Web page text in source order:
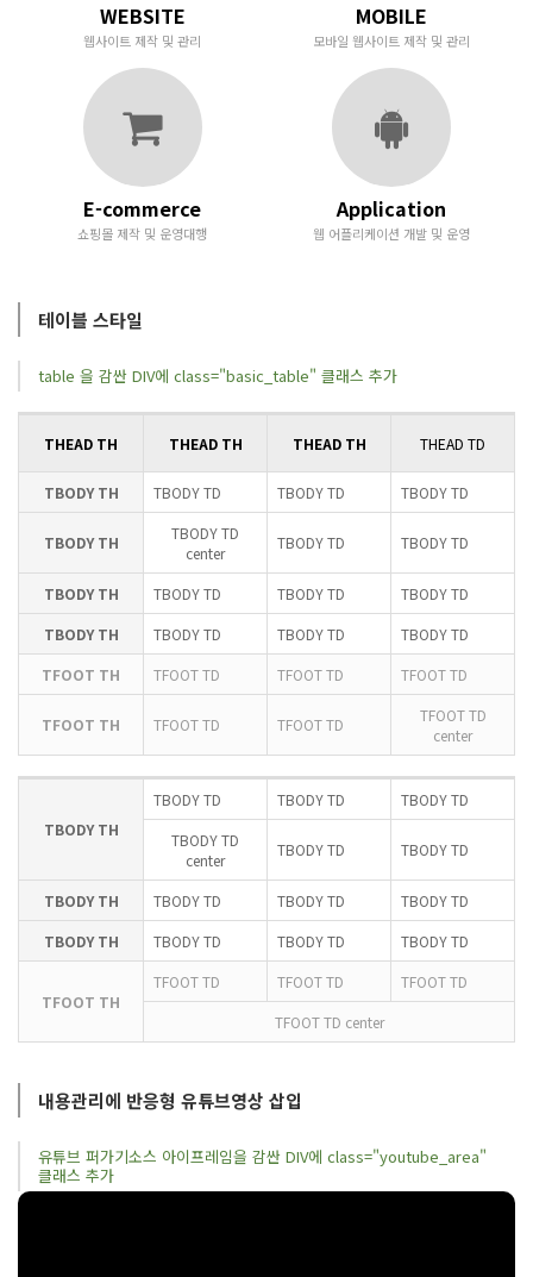
WEBSITE
웹사이트 제작 및 관리
MOBILE
모바일 웹사이트 제작 및 관리
E-commerce
쇼핑몰 제작 및 운영대행
Application
웹 어플리케이션 개발 및 운영
테이블 스타일
table 을 감싼 DIV에 class="basic_table" 클래스 추가
THEAD TH THEAD TH THEAD TH THEAD TD
TBODY TH TBODY TD TBODY TD TBODY TD
TBODY TH
TBODY TD
center
TBODY TD TBODY TD
TBODY TH TBODY TD TBODY TD
TBODY TD
TBODY TH
TBODY TD TBODY TD
TBODY TD
TFOOT TH
TFOOT TD TFOOT TD TFOOT TD
TFOOT TH TFOOT TD TFOOT TD
TFOOT TD
center
TBODY TH
TBODY TD TBODY TD
TBODY TD
TBODY TD
center
TBODY TD TBODY TD
TBODY TH TBODY TD TBODY TD
TBODY TD
TBODY TH
TBODY TD TBODY TD TBODY TD
TFOOT TH
TFOOT TD TFOOT TD
TFOOT TD
TFOOT TD center
내용관리에 반응형 유튜브영상 삽입
유튜브 퍼가기소스 아이프레임을 감싼 DIV에 class="youtube_area"
클래스 추가